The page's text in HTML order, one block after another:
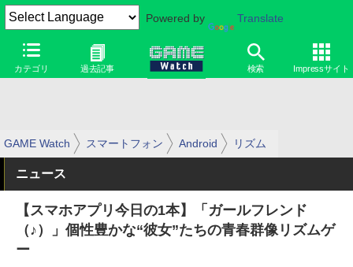
Powered by Translate
カテゴリ 過去記事 検索 Impressサイト
GAME Watch スマートフォン Android リズム
ニュース
【スマホアプリ今日の1本】「ガールフレンド
（♪）」個性豊かな“彼女”たちの青春群像リズムゲ
ー